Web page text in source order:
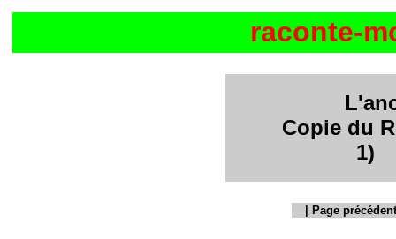
raconte-
Copie du
1)
Page